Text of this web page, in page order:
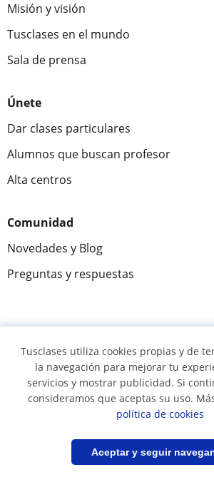
Guardar búsqueda
Misión y visión
Tusclases en el mundo
Sala de prensa
Únete
Dar clases particulares
Alumnos que buscan profesor
Alta centros
Comunidad
Novedades y Blog
Preguntas y respuestas
305915opiniones de
© 2007 - 2026
Mapa web:Profesores
Tusclases utiliza cookies propias y de
la navegación para mejorar tu
servicios y mostrar publicidad. Si
consideramos que aceptas su uso.
política de cookies
Aceptar y seguir